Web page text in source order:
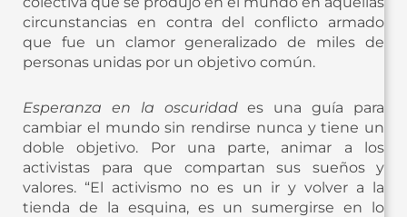
circunstancias en contra del conflicto armado
que fue un clamor generalizado de miles de
personas unidas por un objetivo común.
Esperanza en la oscuridades una guía para
cambiar el mundo sin rendirse nunca y tiene un
doble objetivo. Por una parte, animar a los
activistas para que compartan sus sueños y
valores. “El activismo no es un ir y volver a la
tienda de la esquina, es un sumergirse en lo